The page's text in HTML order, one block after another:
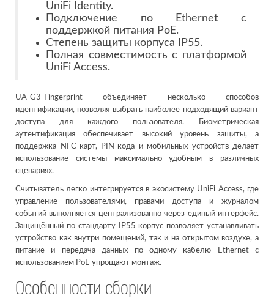
UniFi Identity.
Подключение по Ethernet с
поддержкой питания PoE.
Степень защиты корпуса IP55.
Полная совместимость с платформой
UniFi Access.
UA-G3-Fingerprint объединяет несколько способов
идентификации, позволяя выбрать наиболее подходящий вариант
доступа для каждого пользователя. Биометрическая
аутентификация обеспечивает высокий уровень защиты, а
поддержка NFC-карт, PIN-кода и мобильных устройств делает
использование системы максимально удобным в различных
сценариях.
Считыватель легко интегрируется в экосистему UniFi Access, где
управление пользователями, правами доступа и журналом
событий выполняется централизованно через единый интерфейс.
Защищённый по стандарту IP55 корпус позволяет устанавливать
устройство как внутри помещений, так и на открытом воздухе, а
питание и передача данных по одному кабелю Ethernet с
использованием PoE упрощают монтаж.
Особенности сборки